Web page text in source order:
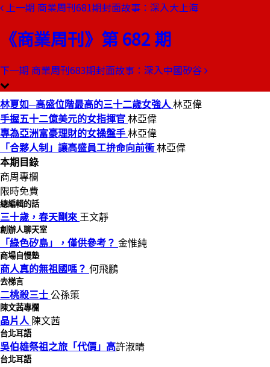
上一期 商業周刊681期封面故事：深入大上海
《商業周刊》第 682 期
下一期 商業周刊683期封面故事：深入中國矽谷
本期目錄
她，32歲，年收入上億
林夏如─高盛位階最高的三十二歲女強人 林亞偉
手握五十二億美元的女指揮官 林亞偉
專為亞洲富豪理財的女操盤手 林亞偉
「合夥人制」讓高盛員工拚命向前衝林亞偉
本期目錄
商周專欄
限時免費
總編輯的話
三十歲，春天剛來 王文靜
創辦人聊天室
「綠色矽島」，僅供參考？ 金惟純
商場自慢塾
商人真的無祖國嗎？ 何飛鵬
去梯言
二桃殺三士 公孫策
陳文茜專欄
晶片人 陳文茜
台北耳語
吳伯雄祭祖之旅「代價」高許淑晴
台北耳語